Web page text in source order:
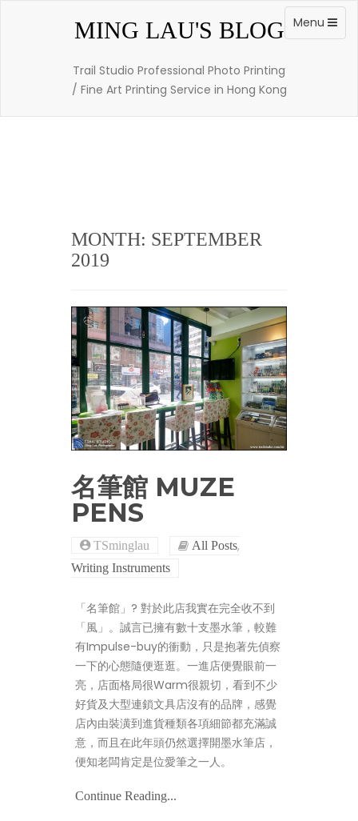
MING LAU'S BLOG
Trail Studio Professional Photo Printing
/ Fine Art Printing Service in Hong Kong
Toggle
navigation
Menu
MONTH: SEPTEMBER
2019
名筆館 MUZE
PENS
TSminglau All Posts,
Writing Instruments
「名筆館」? 對於此店我實在完全收不到
「風」。誠言已擁有數十支墨水筆，較難
有Impulse-buy的衝動，只是抱著先偵察
一下的心態隨便逛逛。一進店便覺眼前一
亮，店面格局很Warm很親切，看到不少
好貨及大型連鎖文具店沒有的品牌，感覺
店內由裝潢到進貨種類各項細節都充滿誠
意，而且在此年頭仍然選擇開墨水筆店，
便知老闆肯定是位愛筆之一人。
Continue Reading...